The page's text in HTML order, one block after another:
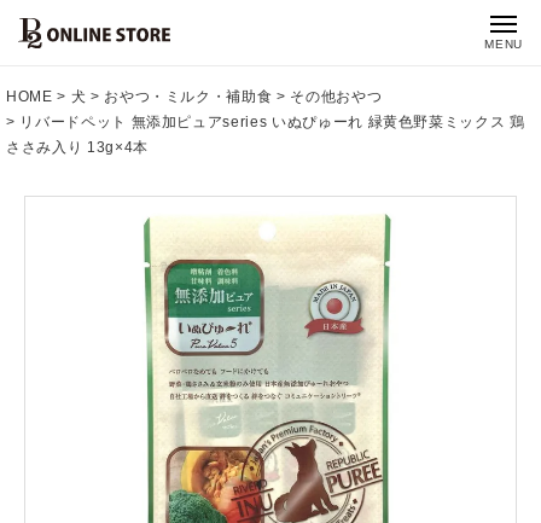
MENU
HOME 犬 おやつ・ミルク・補助食
その他おやつ
リバードペット 無添加ピュアseries いぬぴゅーれ 緑黄色野菜ミックス 鶏
ささみ入り 13g×4本